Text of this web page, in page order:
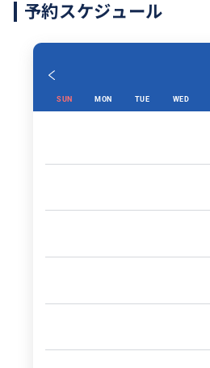
予約スケジュール
SUN MON TUE WED